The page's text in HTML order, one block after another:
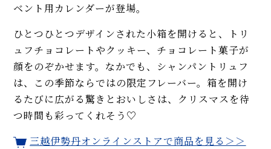
ベント用カレンダーが登場。
ひとつひとつデザインされた小箱を開けると、トリ
ュフチョコレートやクッキー、チョコレート菓子が
顔をのぞかせます。なかでも、シャンパントリュフ
は、この季節ならではの限定フレーバー。箱を開け
るたびに広がる驚きとおいしさは、クリスマスを待
つ時間も彩ってくれそう♡
三越伊勢丹オンラインストアで商品を見る＞＞